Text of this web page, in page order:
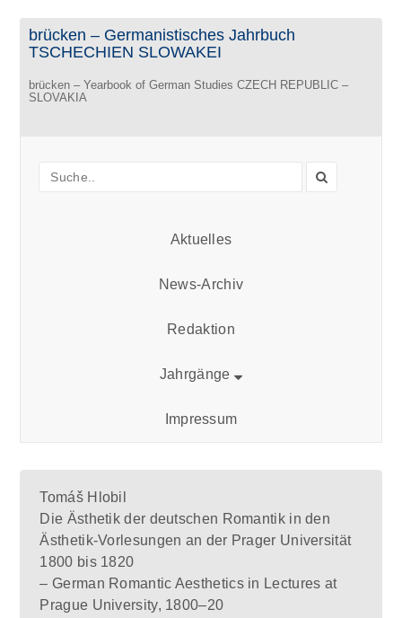
brücken – Germanistisches Jahrbuch
TSCHECHIEN SLOWAKEI
brücken – Yearbook of German Studies CZECH REPUBLIC –
SLOVAKIA
Aktuelles
News-Archiv
Redaktion
Jahrgänge
Impressum
Tomáš Hlobil
Die Ästhetik der deutschen Romantik in den
Ästhetik-Vorlesungen an der Prager Universität
1800 bis 1820
– German Romantic Aesthetics in Lectures at
Prague University, 1800–20